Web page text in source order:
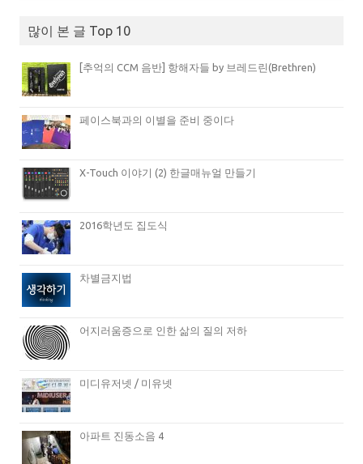
많이 본 글 Top 10
[추억의 CCM 음반] 항해자들 by 브레드린(Brethren)
페이스북과의 이별을 준비 중이다
X-Touch 이야기 (2) 한글매뉴얼 만들기
2016학년도 집도식
차별금지법
어지러움증으로 인한 삶의 질의 저하
미디유저넷 / 미유넷
아파트 진동소음 4